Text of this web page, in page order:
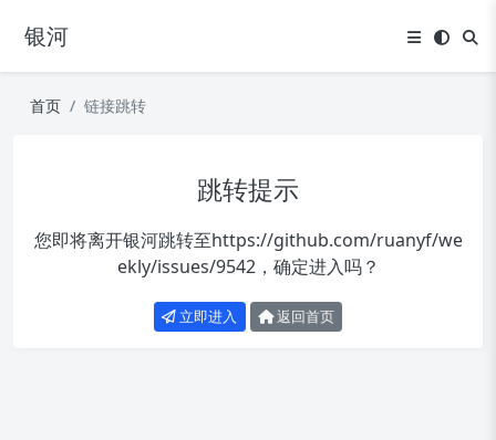
银河
首页 链接跳转
跳转提示
您即将离开银河跳转至https://github.com/ruanyf/we
ekly/issues/9542，确定进入吗？
立即进入 返回首页